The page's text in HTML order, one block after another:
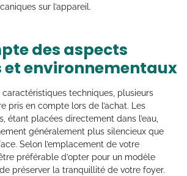
sur l’appareil.
des aspects
environnementaux
techniques, plusieurs
pris en compte lors de l’achat. Les
étant placées directement dans l’eau,
généralement plus silencieux que
Selon l’emplacement de votre
préférable d’opter pour un modèle
préserver la tranquillité de votre foyer.